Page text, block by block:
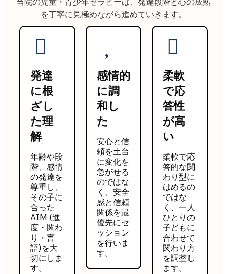
当院の児童・青少年セラピーは、発達段階と心の成熟
を丁寧に見極めながら進めていきます。
発達
に根
ざし
た理
解
年齢や段
階、感情
の発達を
尊重し、
その子に
合った
AIM (進
度・関わ
り・言
語)を大
切にしま
す。
感情的
に調
和し
た
安心と信
頼を土台
に変化を
急がせる
のではな
く、安全
感と信頼
関係を最
優先にセ
ッション
を行いま
す。
柔軟
で応
答性
が高
い
柔軟で応
答的な関
わり型に
はめるの
ではな
く、一人
ひとりの
子どもに
合わせて
関わり方
を調整し
ます。